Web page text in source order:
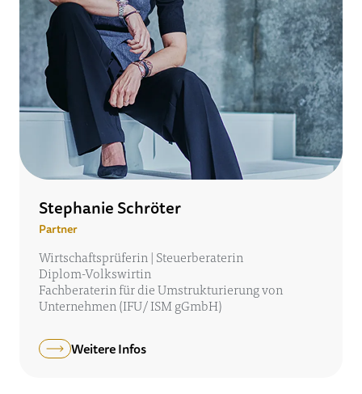
Stephanie Schröter
Partner
Wirtschaftsprüferin | Steuerberaterin
Diplom-Volkswirtin
Fachberaterin für die Umstrukturierung von
Unternehmen (IFU/ ISM gGmbH)
Weitere Infos